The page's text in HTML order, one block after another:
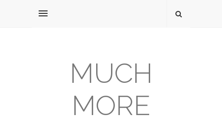
MUCH
MORE